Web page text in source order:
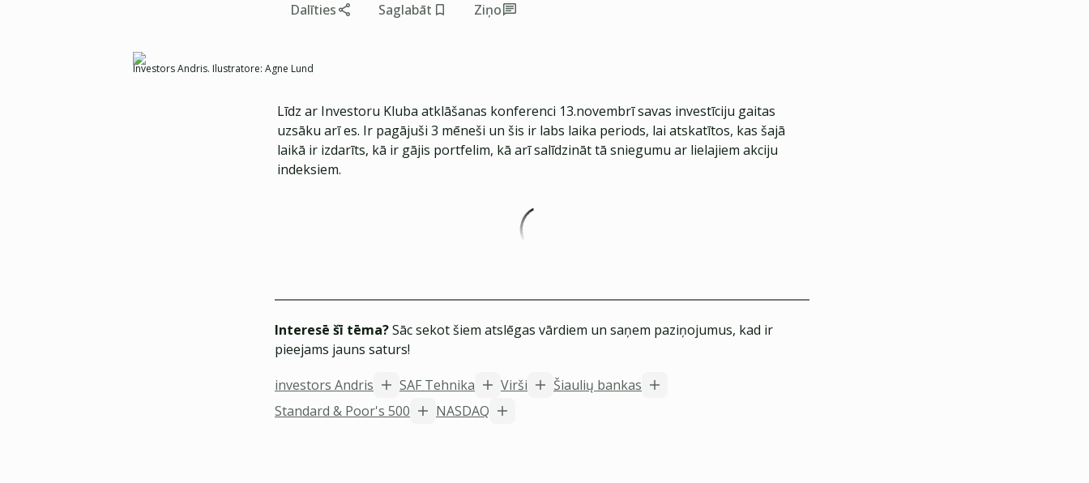
Dalīties Saglabāt Ziņo
Investors Andris. Ilustratore: Agne Lund
Līdz ar Investoru Kluba atklāšanas konferenci 13.novembrī savas investīciju gaitas
uzsāku arī es. Ir pagājuši 3 mēneši un šis ir labs laika periods, lai atskatītos, kas šajā
laikā ir izdarīts, kā ir gājis portfelim, kā arī salīdzināt tā sniegumu ar lielajiem akciju
indeksiem.
Interesē šī tēma?Sāc sekot šiem atslēgas vārdiem un saņem paziņojumus, kad ir
pieejams jauns saturs!
investors Andris
SAF Tehnika Virši
Šiaulių bankas
Standard & Poor's 500
NASDAQ